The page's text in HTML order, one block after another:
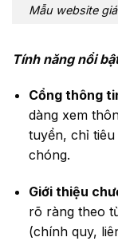
Mẫu website
Tính năng nổi
Cổng thông
dàng xem
tuyển, chỉ
chóng.
Giới thiệu
rõ ràng theo
(chính quy,